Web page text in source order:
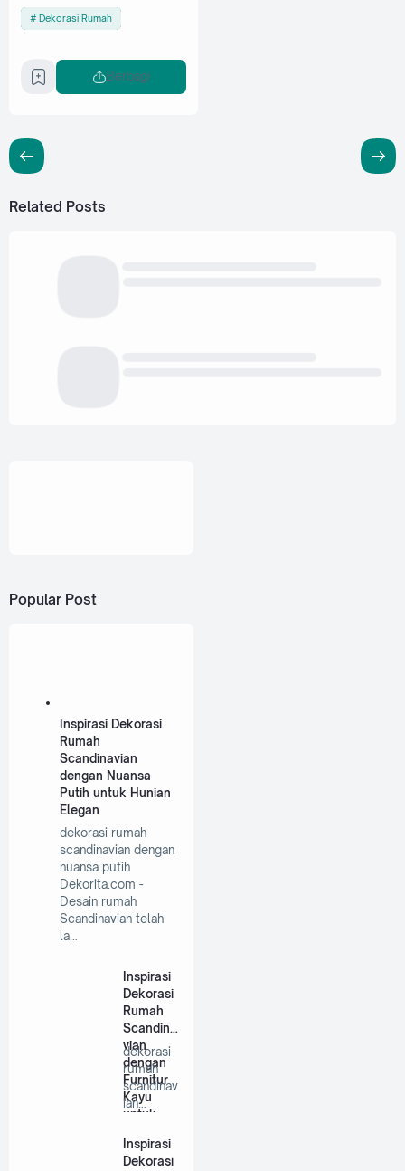
Dekorasi Rumah
Berbagi
Related Posts
Popular Post
Inspirasi Dekorasi
Rumah
Scandinavian
dengan Nuansa
Putih untuk Hunian
Elegan
dekorasi rumah
scandinavian dengan
nuansa putih
Dekorita.com -
Desain rumah
Scandinavian telah
la…
Inspirasi
Dekorasi
Rumah
Scandina
vian
dengan
Furnitur
Kayu
untuk
Minimalis
dekorasi
rumah
scandinav
ian
furnitur
kayu …
Inspirasi
Dekorasi